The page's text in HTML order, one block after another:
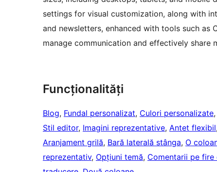
settings for visual customization, along with
and newsletters, enhanced with tools such as
manage communication and effectively share
Funcționalități
Blog, Fundal personalizat, Culori personalizate,
Stil editor, Imagini reprezentative, Antet flexibil,
Aranjament grilă, Bară laterală stânga, O
reprezentativ, Opțiuni temă, Comentarii pe